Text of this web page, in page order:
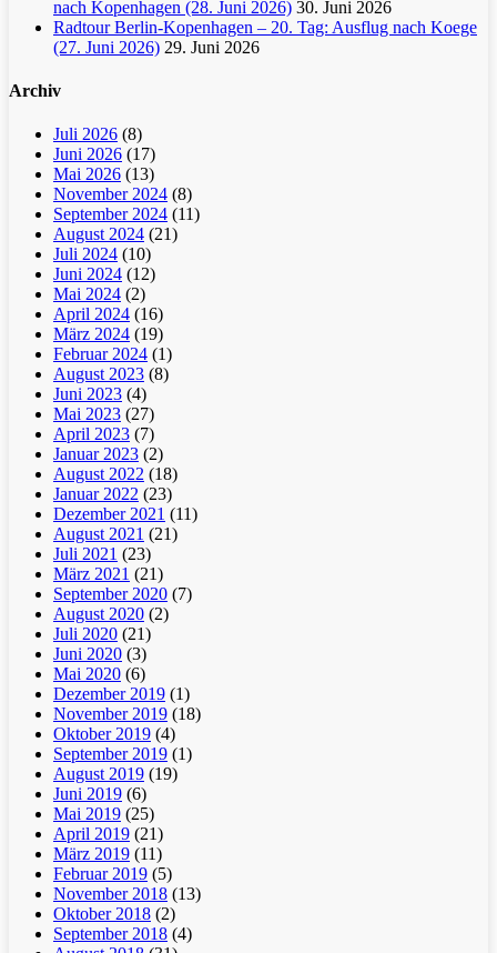
nach Kopenhagen (28. Juni 2026) 30. Juni 2026
Radtour Berlin-Kopenhagen – 20. Tag: Ausflug nach Koege
(27. Juni 2026) 29. Juni 2026
Archiv
Juli 2026 (8)
Juni 2026 (17)
Mai 2026 (13)
November 2024 (8)
September 2024 (11)
August 2024 (21)
Juli 2024 (10)
Juni 2024 (12)
Mai 2024 (2)
April 2024 (16)
März 2024 (19)
Februar 2024 (1)
August 2023 (8)
Juni 2023 (4)
Mai 2023 (27)
April 2023 (7)
Januar 2023 (2)
August 2022 (18)
Januar 2022 (23)
Dezember 2021 (11)
August 2021 (21)
Juli 2021 (23)
März 2021 (21)
September 2020 (7)
August 2020 (2)
Juli 2020 (21)
Juni 2020 (3)
Mai 2020 (6)
Dezember 2019 (1)
November 2019 (18)
Oktober 2019 (4)
September 2019 (1)
August 2019 (19)
Juni 2019 (6)
Mai 2019 (25)
April 2019 (21)
März 2019 (11)
Februar 2019 (5)
November 2018 (13)
Oktober 2018 (2)
September 2018 (4)